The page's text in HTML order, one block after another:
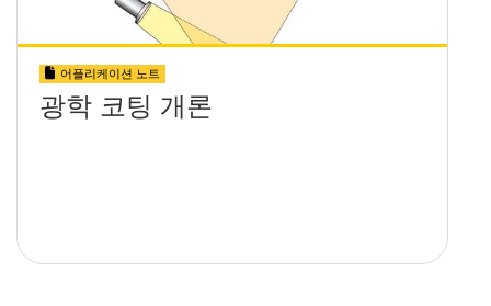
어플리케이션 노트
광학 코팅 개론